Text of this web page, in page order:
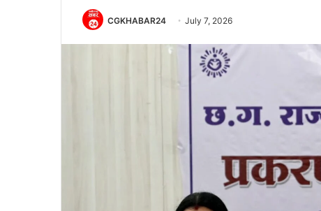
CGKHABAR24 July 7, 2026